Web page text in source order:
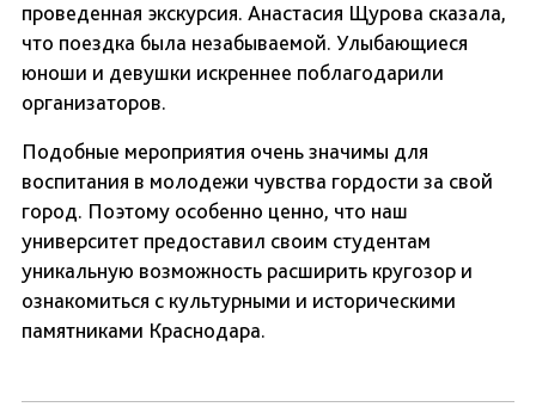
проведенная экскурсия. Анастасия Щурова сказала,
что поездка была незабываемой. Улыбающиеся
юноши и девушки искреннее поблагодарили
организаторов.
Подобные мероприятия очень значимы для
воспитания в молодежи чувства гордости за свой
город. Поэтому особенно ценно, что наш
университет предоставил своим студентам
уникальную возможность расширить кругозор и
ознакомиться с культурными и историческими
памятниками Краснодара.